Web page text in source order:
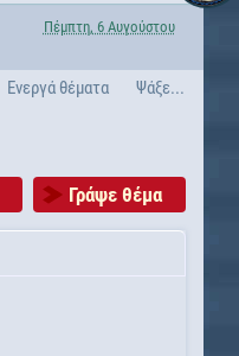
Πέμπτη, 6 Αυγούστου
Ενεργά θέματα Ψάξε...
Γράψε θέμα